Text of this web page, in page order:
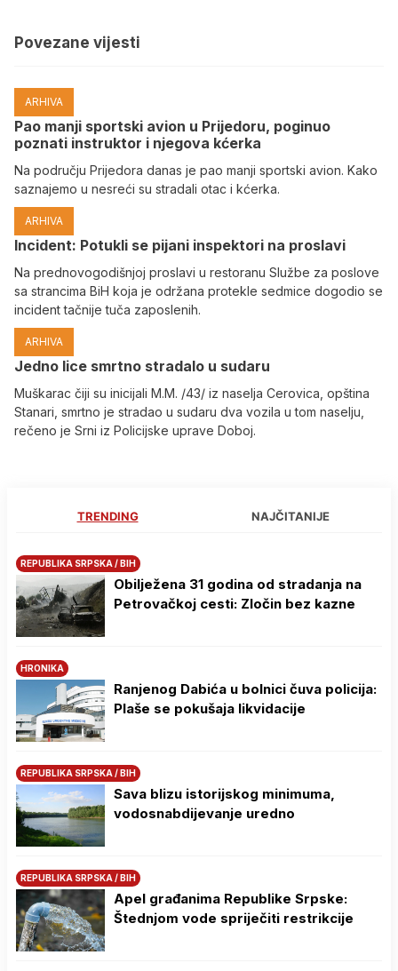
Povezane vijesti
ARHIVA
Pao manji sportski avion u Prijedoru, poginuo
poznati instruktor i njegova kćerka
Na području Prijedora danas je pao manji sportski avion. Kako
saznajemo u nesreći su stradali otac i kćerka.
ARHIVA
Incident: Potukli se pijani inspektori na proslavi
Na prednovogodišnjoj proslavi u restoranu Službe za poslove
sa strancima BiH koja je održana protekle sedmice dogodio se
incident tačnije tuča zaposlenih.
ARHIVA
Јedno lice smrtno stradalo u sudaru
Muškarac čiji su inicijali M.M. /43/ iz naselja Cerovica, opština
Stanari, smrtno je stradao u sudaru dva vozila u tom naselju,
rečeno je Srni iz Policijske uprave Doboj.
TRENDING NAJČITANIJE
REPUBLIKA SRPSKA / BIH
Obilježena 31 godina od stradanja na
Petrovačkoj cesti: Zločin bez kazne
HRONIKA
Ranjenog Dabića u bolnici čuva policija:
Plaše se pokušaja likvidacije
REPUBLIKA SRPSKA / BIH
Sava blizu istorijskog minimuma,
vodosnabdijevanje uredno
REPUBLIKA SRPSKA / BIH
Apel građanima Republike Srpske:
Štednjom vode spriječiti restrikcije